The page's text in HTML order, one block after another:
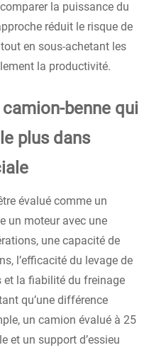
la puissance du
réduit le risque de
en sous-achetant les
la productivité.
benne qui
plus dans
évalué comme un
un moteur avec une
une capacité de
l’efficacité du levage de
et la fiabilité du freinage
qu’une différence
un camion évalué à 25
et un support d’essieu